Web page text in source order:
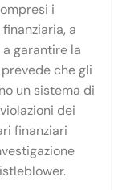
i
a
garantire la
che gli
un sistema di
dei
finanziari